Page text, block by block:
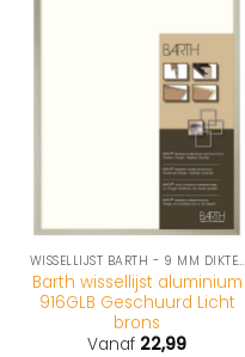
WISSELLIJST BARTH - 9 MM DIKTE (916-SERIE)
Barth wissellijst aluminium
916GLB Geschuurd Licht
brons
Vanaf 22,99